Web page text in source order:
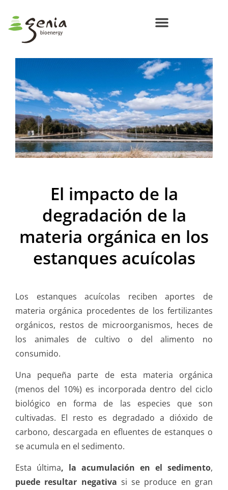
El impacto de la
degradación de la
materia orgánica en los
estanques acuícolas
Los estanques acuícolas reciben aportes de
materia orgánica procedentes de los fertilizantes
orgánicos, restos de microorganismos, heces de
los animales de cultivo o del alimento no
consumido.
Una pequeña parte de esta materia orgánica
(menos del 10%) es incorporada dentro del ciclo
biológico en forma de las especies que son
cultivadas. El resto es degradado a dióxido de
carbono, descargada en efluentes de estanques o
se acumula en el sedimento.
Esta última, la acumulación en el sedimento,
puede resultar negativa si se produce en gran